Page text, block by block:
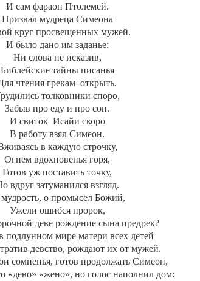
И сам фараон Птолемей.
Призвал мудреца Симеона
круг просвещенных мужей.
И было дано им заданье:
Ни слова не исказив,
Библейские тайны писанья
чтения грекам открыть.
толковники споро,
Забыв про еду и про сон.
И свиток Исайи скоро
В работу взял Симеон.
в каждую строчку,
Огнем вдохновенья горя,
Готов уж поставить точку,
вдруг затуманился взгляд.
о промысел Божий,
Ужели ошибся пророк,
деве рождение сына предрек?
подлунном мире матери всех детей
девство, рождают их от мужей.
сомненья, готов продолжать Симеон,
«дево» «жено», но голос наполнил дом: